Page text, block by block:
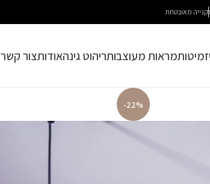
קנייה מאובטחת
מיטותמראות מעוצבותריהוט גינהאודותצור קשר
-22%